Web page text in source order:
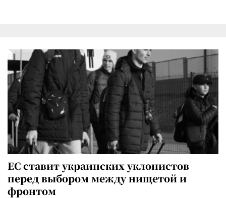
ЕС ставит украинских уклонистов
перед выбором между нищетой и
фронтом